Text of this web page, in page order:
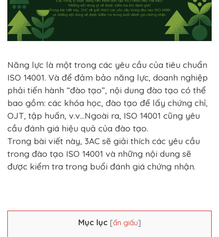
Năng lực là một trong các yêu cầu của tiêu chuẩn
ISO 14001. Và để đảm bảo năng lực, doanh nghiệp
phải tiến hành “đào tạo”, nội dung đào tạo có thể
bao gồm: các khóa học, đào tạo để lấy chứng chỉ,
OJT, tập huấn, v.v…Ngoài ra, ISO 14001 cũng yêu
cầu đánh giá hiệu quả của đào tạo.
Trong bài viết này, 3AC sẽ giải thích các yêu cầu
trong đào tạo ISO 14001 và những nội dung sẽ
được kiểm tra trong buổi đánh giá chứng nhận.
Mục lục [ẩn giấu]